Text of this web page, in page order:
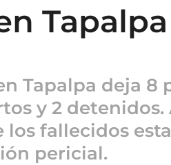
Tapalpa deja 8
y 2
fallecidos
pericial.